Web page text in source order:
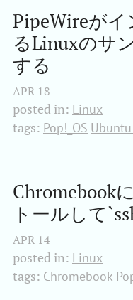
PipeWireが
るLinuxのサ
する
APR 18
posted in: Linux
tags: Pop!_OS
Chromebook
トールして
APR 14
posted in: Linux
tags: Chromebook